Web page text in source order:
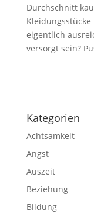
Durchschnitt
eigentlich
versorgt sein?
Kategorien
Achtsamkeit
Angst
Auszeit
Beziehung
Bildung